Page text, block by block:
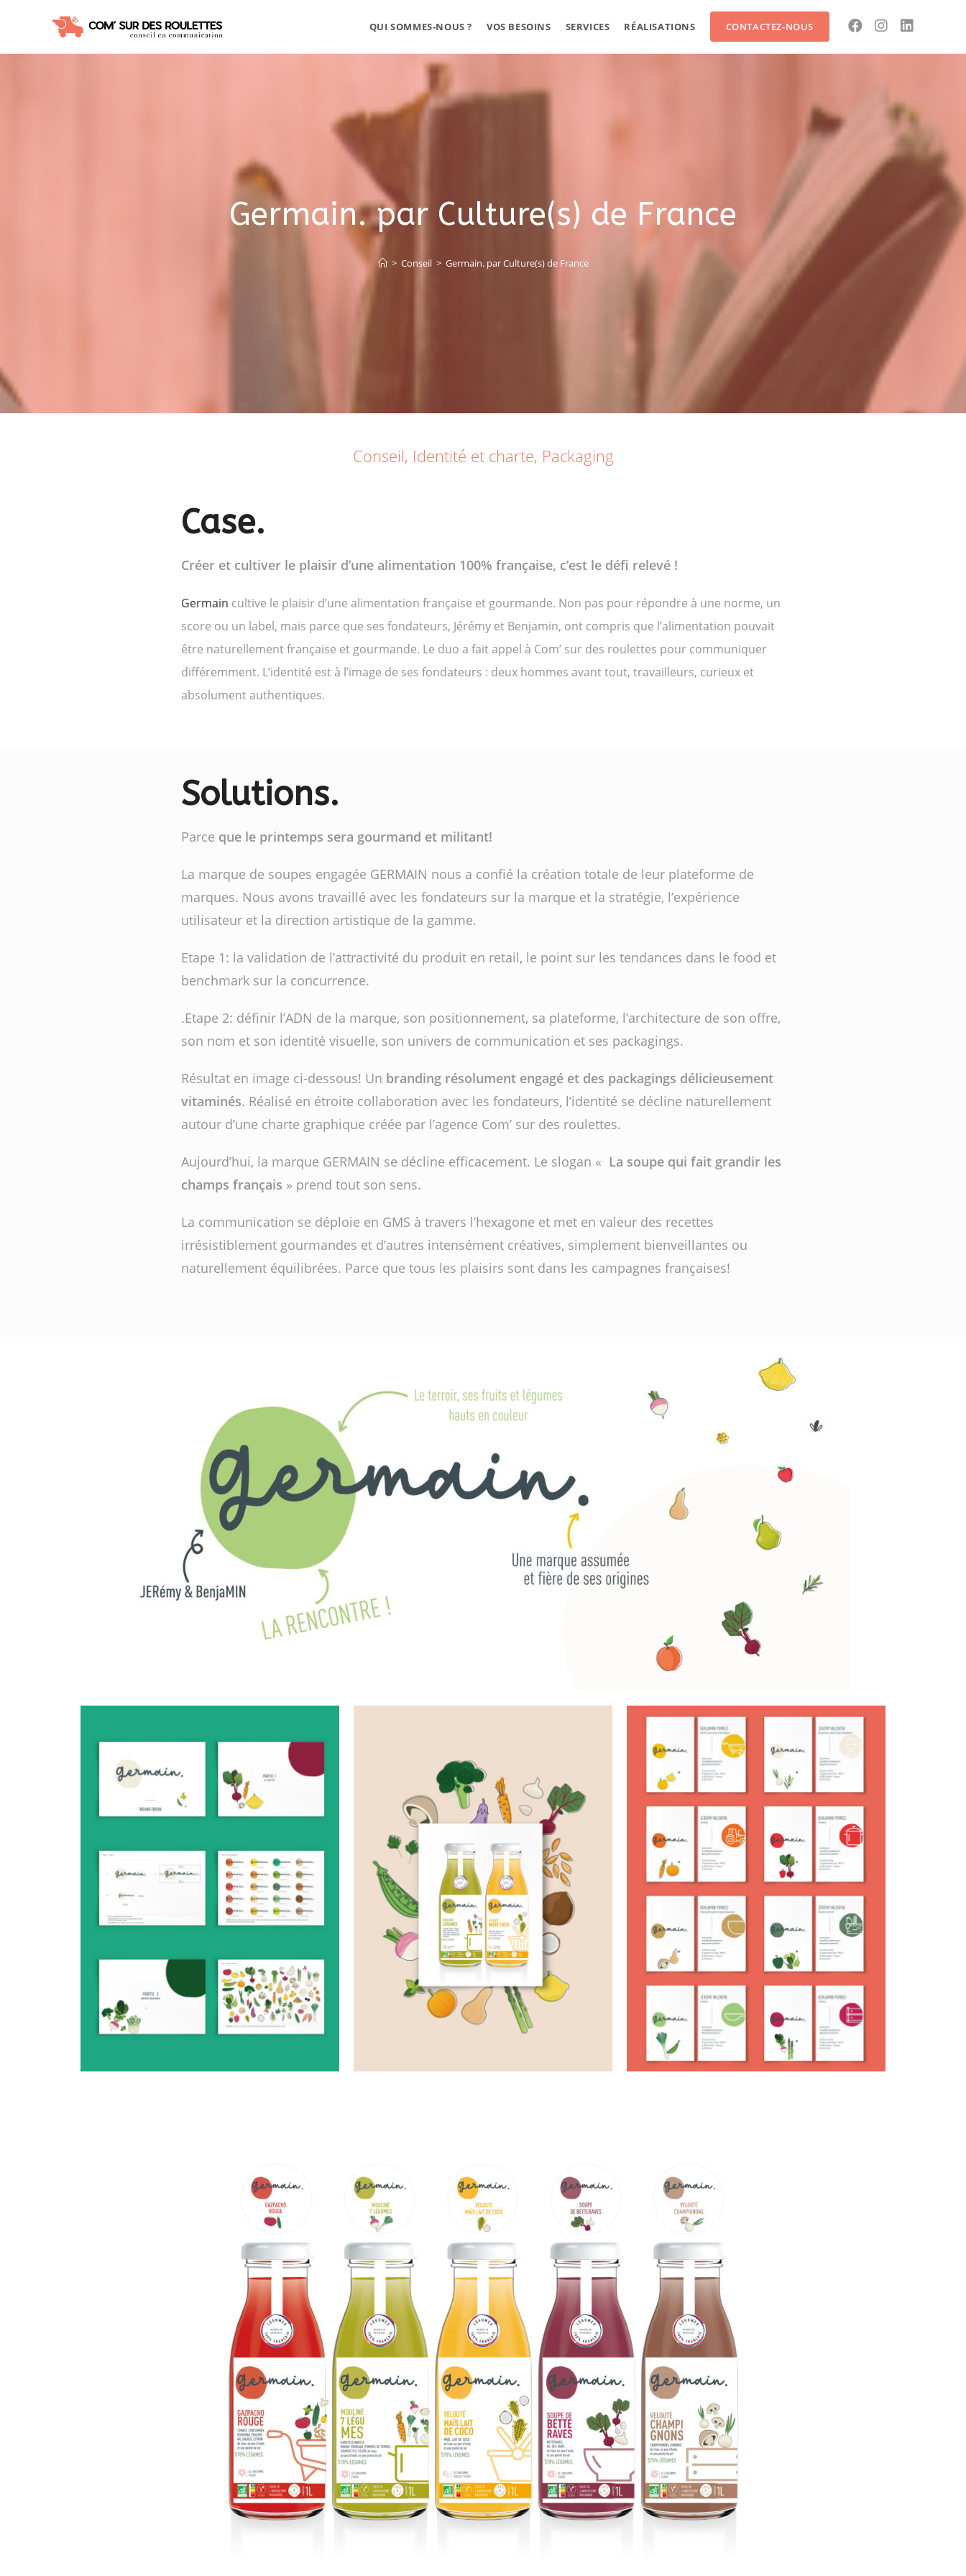
QUI SOMMES-NOUS ? VOS BESOINS SERVICES RÉALISATIONS CONTACTEZ-NOUS
Germain. par Culture(s) de France
> Conseil > Germain. par Culture(s) de France
Conseil, Identité et charte, Packaging
Case.
Créer et cultiver le plaisir d’une alimentation 100% française, c’est le défi relevé !
Germain cultive le plaisir d’une alimentation française et gourmande. Non pas pour répondre à une norme, un
score ou un label, mais parce que ses fondateurs, Jérémy et Benjamin, ont compris que l’alimentation pouvait
être naturellement française et gourmande. Le duo a fait appel à Com’ sur des roulettes pour communiquer
différemment. L’identité est à l’image de ses fondateurs : deux hommes avant tout, travailleurs, curieux et
absolument authentiques.
Solutions.
Parce que le printemps sera gourmand et militant!
La marque de soupes engagée GERMAIN nous a confié la création totale de leur plateforme de
marques. Nous avons travaillé avec les fondateurs sur la marque et la stratégie, l’expérience
utilisateur et la direction artistique de la gamme.
Etape 1: la validation de l’attractivité du produit en retail, le point sur les tendances dans le food et
benchmark sur la concurrence.
.Etape 2: définir l’ADN de la marque, son positionnement, sa plateforme, l’architecture de son offre,
son nom et son identité visuelle, son univers de communication et ses packagings.
Résultat en image ci-dessous! Un branding résolument engagé et des packagings délicieusement
vitaminés. Réalisé en étroite collaboration avec les fondateurs, l’identité se décline naturellement
autour d’une charte graphique créée par l’agence Com’ sur des roulettes.
Aujourd’hui, la marque GERMAIN se décline efficacement. Le slogan « La soupe qui fait grandir les
champs français » prend tout son sens.
La communication se déploie en GMS à travers l’hexagone et met en valeur des recettes
irrésistiblement gourmandes et d’autres intensément créatives, simplement bienveillantes ou
naturellement équilibrées. Parce que tous les plaisirs sont dans les campagnes françaises!